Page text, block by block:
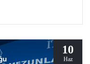
hak kazandı.
10
Haz